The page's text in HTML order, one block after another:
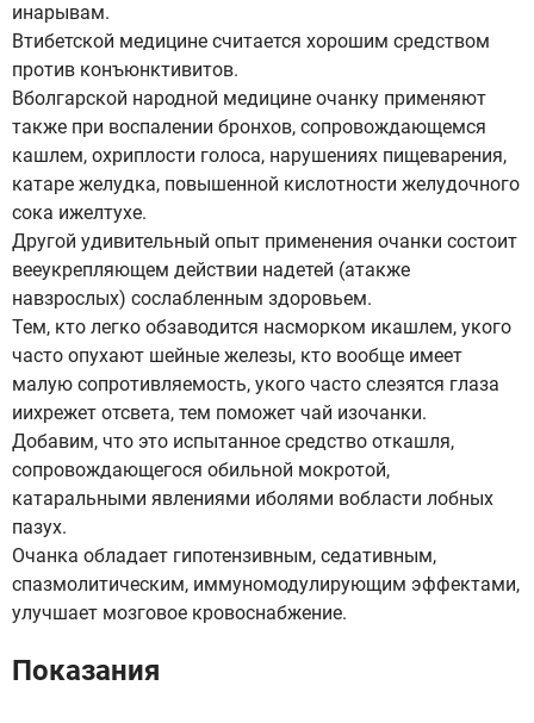
инарывам.
Втибетской медицине считается хорошим средством
против конъюнктивитов.
Вболгарской народной медицине очанку применяют
также при воспалении бронхов, сопровождающемся
кашлем, охриплости голоса, нарушениях пищеварения,
катаре желудка, повышенной кислотности желудочного
сока ижелтухе.
Другой удивительный опыт применения очанки состоит
вееукрепляющем действии надетей (атакже
навзрослых) сослабленным здоровьем.
Тем, кто легко обзаводится насморком икашлем, укого
часто опухают шейные железы, кто вообще имеет
малую сопротивляемость, укого часто слезятся глаза
иихрежет отсвета, тем поможет чай изочанки.
Добавим, что это испытанное средство откашля,
сопровождающегося обильной мокротой,
катаральными явлениями иболями вобласти лобных
пазух.
Очанка обладает гипотензивным, седативным,
спазмолитическим, иммуномодулирующим эффектами,
улучшает мозговое кровоснабжение.
Показания